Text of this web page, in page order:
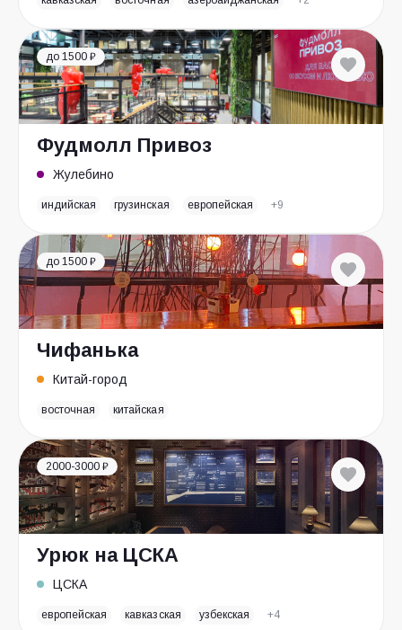
до 1500 ₽
Фудмолл Привоз
Жулебино
индийская грузинская европейская +9
до 1500 ₽
Чифанька
Китай-город
восточная китайская
2000-3000 ₽
Урюк на ЦСКА
ЦСКА
европейская кавказская узбекская +4